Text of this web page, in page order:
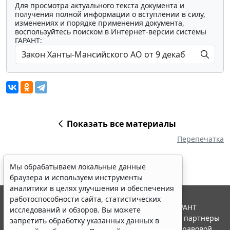
Для просмотра актуального текста документа и
получения полной информации о вступлении в силу,
изменениях и порядке применения документа,
воспользуйтесь поиском в Интернет-версии системы
ГАРАНТ:
Показать все материалы
Перепечатка
Мы обрабатываем локальные данные
браузера и используем инструменты
аналитики в целях улучшения и обеспечения
работоспособности сайта, статистических
исследований и обзоров. Вы можете
запретить обработку указанных данных в
© ООО "НПП "ГАРАНТ-СЕРВИС", 2026. Система ГАРАНТ
выпускается с 1990 года. Компания "Гарант" и ее партнеры